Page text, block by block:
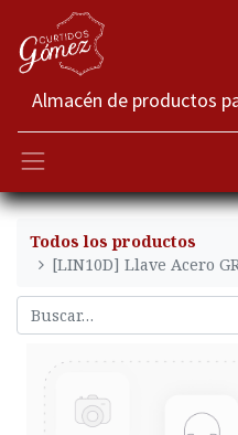
Almacén de productos
Todos los productos
[LIN10D] Llave Acero